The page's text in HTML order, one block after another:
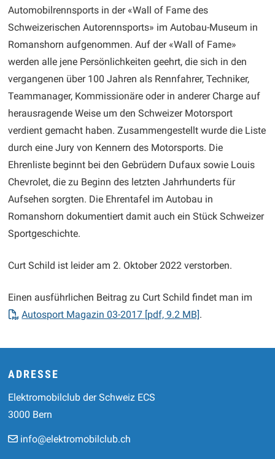
Automobilrennsports in der «Wall of Fame des
Schweizerischen Autorennsports» im Autobau-Museum in
Romanshorn aufgenommen. Auf der «Wall of Fame»
werden alle jene Persönlichkeiten geehrt, die sich in den
vergangenen über 100 Jahren als Rennfahrer, Techniker,
Teammanager, Kommissionäre oder in anderer Charge auf
herausragende Weise um den Schweizer Motorsport
verdient gemacht haben. Zusammengestellt wurde die Liste
durch eine Jury von Kennern des Motorsports. Die
Ehrenliste beginnt bei den Gebrüdern Dufaux sowie Louis
Chevrolet, die zu Beginn des letzten Jahrhunderts für
Aufsehen sorgten. Die Ehrentafel im Autobau in
Romanshorn dokumentiert damit auch ein Stück Schweizer
Sportgeschichte.
Curt Schild ist leider am 2. Oktober 2022 verstorben.
Einen ausführlichen Beitrag zu Curt Schild findet man im
Autosport Magazin 03-2017 [pdf, 9.2 MB].
Footer
ADRESSE
Elektromobilclub der Schweiz ECS
3000 Bern
info@elektromobilclub.ch